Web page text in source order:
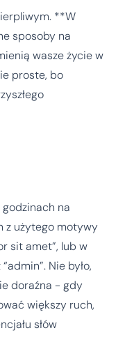
**W
sposoby na
wasze życie w
proste, bo
na
z użytego motywy
sit amet”, lub w
Nie było,
doraźna - gdy
większy ruch,
słów